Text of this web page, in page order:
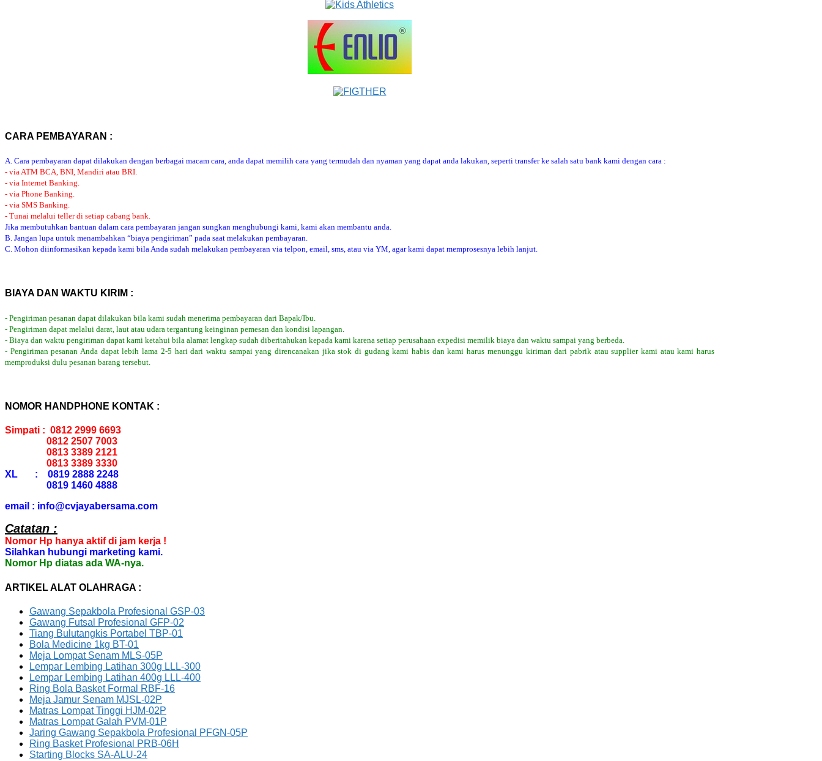
CARA PEMBAYARAN :
A. Cara pembayaran dapat dilakukan dengan berbagai macam cara, anda dapat memilih cara yang termudah dan nyaman yang dapat anda lakukan, seperti transfer ke salah satu bank kami dengan cara :
- via ATM BCA, BNI, Mandiri atau BRI.
- via Internet Banking.
- via Phone Banking.
- via SMS Banking.
- Tunai melalui teller di setiap cabang bank.
Jika membutuhkan bantuan dalam cara pembayaran jangan sungkan menghubungi kami, kami akan membantu anda.
B. Jangan lupa untuk menambahkan “biaya pengiriman” pada saat melakukan pembayaran.
C. Mohon diinformasikan kepada kami bila Anda sudah melakukan pembayaran via telpon, email, sms, atau via YM, agar kami dapat memprosesnya lebih lanjut.
BIAYA DAN WAKTU KIRIM :
- Pengiriman pesanan dapat dilakukan bila kami sudah menerima pembayaran dari Bapak/Ibu.
- Pengiriman dapat melalui darat, laut atau udara tergantung keinginan pemesan dan kondisi lapangan.
- Biaya dan waktu pengiriman dapat kami ketahui bila alamat lengkap sudah diberitahukan kepada kami karena setiap perusahaan expedisi memilik biaya dan waktu sampai yang berbeda.
- Pengiriman pesanan Anda dapat lebih lama 2-5 hari dari waktu sampai yang direncanakan jika stok di gudang kami habis dan kami harus menunggu kiriman dari pabrik atau supplier kami atau kami harus
memproduksi dulu pesanan barang tersebut.
NOMOR HANDPHONE KONTAK :
Simpati : 0812 2999 6693
0812 2507 7003
0813 3389 2121
0813 3389 3330
XL : 0819 2888 2248
0819 1460 4888
email : info@cvjayabersama.com
Catatan :
Nomor Hp hanya aktif di jam kerja !
Silahkan hubungi marketing kami.
Nomor Hp diatas ada WA-nya.
ARTIKEL ALAT OLAHRAGA :
Gawang Sepakbola Profesional GSP-03
Gawang Futsal Profesional GFP-02
Tiang Bulutangkis Portabel TBP-01
Bola Medicine 1kg BT-01
Meja Lompat Senam MLS-05P
Lempar Lembing Latihan 300g LLL-300
Lempar Lembing Latihan 400g LLL-400
Ring Bola Basket Formal RBF-16
Meja Jamur Senam MJSL-02P
Matras Lompat Tinggi HJM-02P
Matras Lompat Galah PVM-01P
Jaring Gawang Sepakbola Profesional PFGN-05P
Ring Basket Profesional PRB-06H
Starting Blocks SA-ALU-24